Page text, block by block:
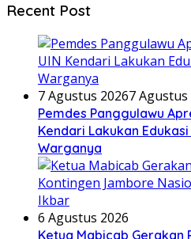
Recent Post
7 Agustus 20267 Agustus
Pemdes Panggulawu
Kendari Lakukan
Warganya
6 Agustus 2026
Ketua Mabicab Gerakan